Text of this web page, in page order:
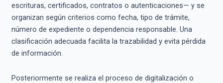
escrituras, certificados, contratos o autenticaciones— y se
organizan según criterios como fecha, tipo de trámite,
número de expediente o dependencia responsable. Una
clasificación adecuada facilita la trazabilidad y evita pérdida
de información.
Posteriormente se realiza el proceso de digitalización o